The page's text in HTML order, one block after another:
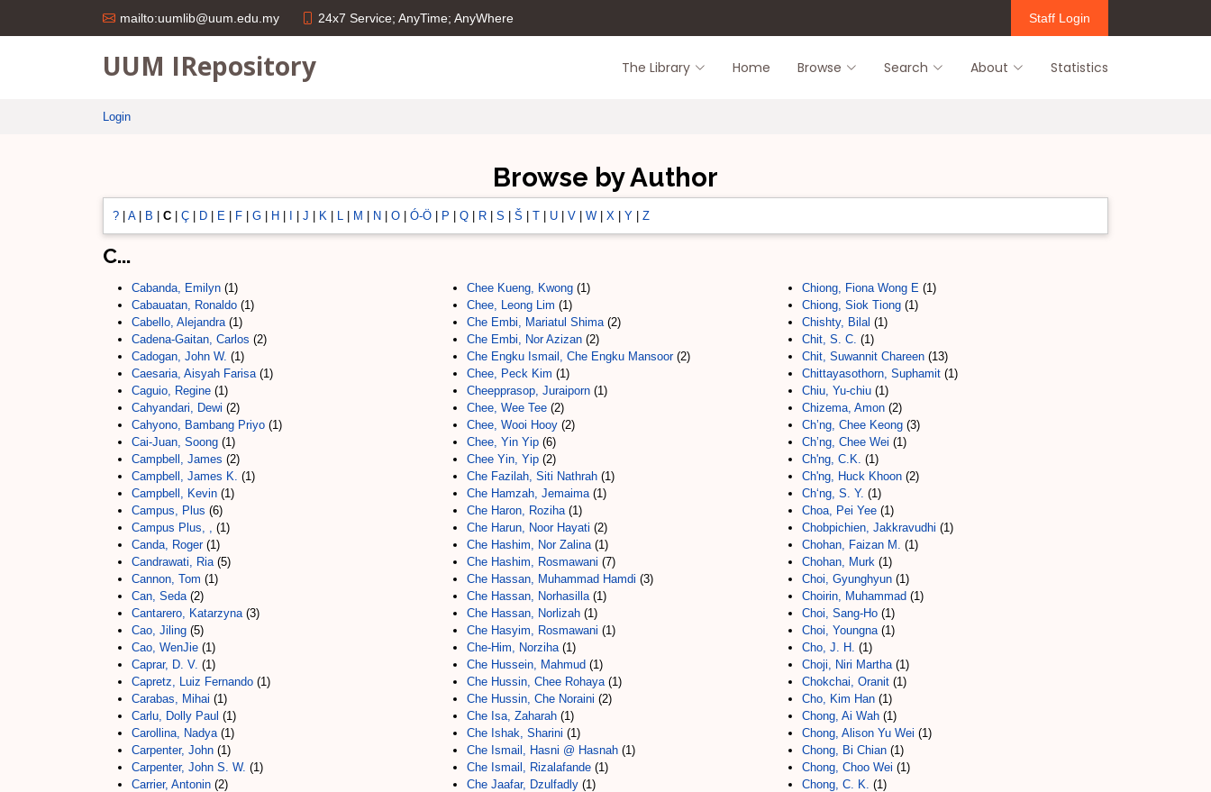
mailto:uumlib@uum.edu.my 24x7 Service; AnyTime; AnyWhere Staff Login
UUM IRepository The Library Home Browse Search About Statistics
Login
Browse by Author
? A| B C Ç D E F G H J K L M N O Ó-Ö P Q R S Š T U V W X Y Z
C...
Cabanda, Emilyn (1)
Cabauatan, Ronaldo (1)
Cabello, Alejandra (1)
Cadena-Gaitan, Carlos (2)
Cadogan, John W. (1)
Caesaria, Aisyah Farisa (1)
Caguio, Regine (1)
Cahyandari, Dewi (2)
Cahyono, Bambang Priyo (1)
Cai-Juan, Soong (1)
Campbell, James (2)
Campbell, James K. (1)
Campbell, Kevin (1)
Campus, Plus (6)
Campus Plus, ,
(1)
Canda, Roger(1)
Candrawati, Ria (5)
Cannon, Tom (1)
Can, Seda (2)
Cantarero, Katarzyna (3)
Cao, Jiling (5)
Cao, WenJie (1)
Caprar, D. V. (1)
Capretz, Luiz Fernando (1)
Carabas, Mihai (1)
Carlu, Dolly Paul (1)
Carollina, Nadya (1)
Carpenter, John (1)
Carpenter, John S. W. (1)
Carrier, Antonin (2)
Chee Kueng, Kwong (1)
Chee, Leong Lim (1)
Che Embi, Mariatul Shima (2)
Che Embi, Nor Azizan (2)
Che Engku Ismail, Che Engku Mansoor(2)
Chee, Peck Kim (1)
Cheepprasop, Juraiporn (1)
Chee, Wee Tee (2)
Chee, Wooi Hooy (2)
Chee, Yin Yip (6)
Chee Yin, Yip (2)
Che Fazilah, Siti Nathrah (1)
Che Hamzah, Jemaima (1)
Che Haron, Roziha (1)
Che Harun, Noor Hayati (2)
Che Hashim, Nor Zalina (1)
Che Hashim, Rosmawani (7)
Che Hassan, Muhammad Hamdi (3)
Che Hassan, Norhasilla (1)
Che Hassan, Norlizah (1)
Che Hasyim, Rosmawani (1)
Che-Him, Norziha (1)
Che Hussein, Mahmud (1)
Che Hussin, Chee Rohaya (1)
Che Hussin, Che Noraini (2)
Che Isa, Zaharah (1)
Che Ishak, Sharini (1)
Che Ismail, Hasni @ Hasnah (1)
Che Ismail, Rizalafande (1)
Che Jaafar, Dzulfadly (1)
Chiong, Fiona Wong E (1)
Chiong, Siok Tiong (1)
Chishty, Bilal (1)
Chit, S. C. (1)
Chit, Suwannit Chareen (13)
Chittayasothorn, Suphamit (1)
Chiu, Yu-chiu (1)
Chizema, Amon (2)
Ch’ng, Chee Keong (3)
Ch’ng, Chee Wei (1)
Ch'ng, C.K. (1)
Ch'ng, Huck Khoon (2)
Ch‘ng, S. Y. (1)
Choa, Pei Yee (1)
Chobpichien, Jakkravudhi (1)
Chohan, Faizan M.
(1)
Chohan, Murk (1)
Choi, Gyunghyun (1)
Choirin, Muhammad (1)
Choi, Sang-Ho (1)
Choi, Youngna (1)
Cho, J. H. (1)
Choji, Niri Martha (1)
Chokchai, Oranit (1)
Cho, Kim Han (1)
Chong, Ai Wah (1)
Chong, Alison Yu Wei (1)
Chong, Bi Chian (1)
Chong, Choo Wei (1)
Chong, C. K. (1)